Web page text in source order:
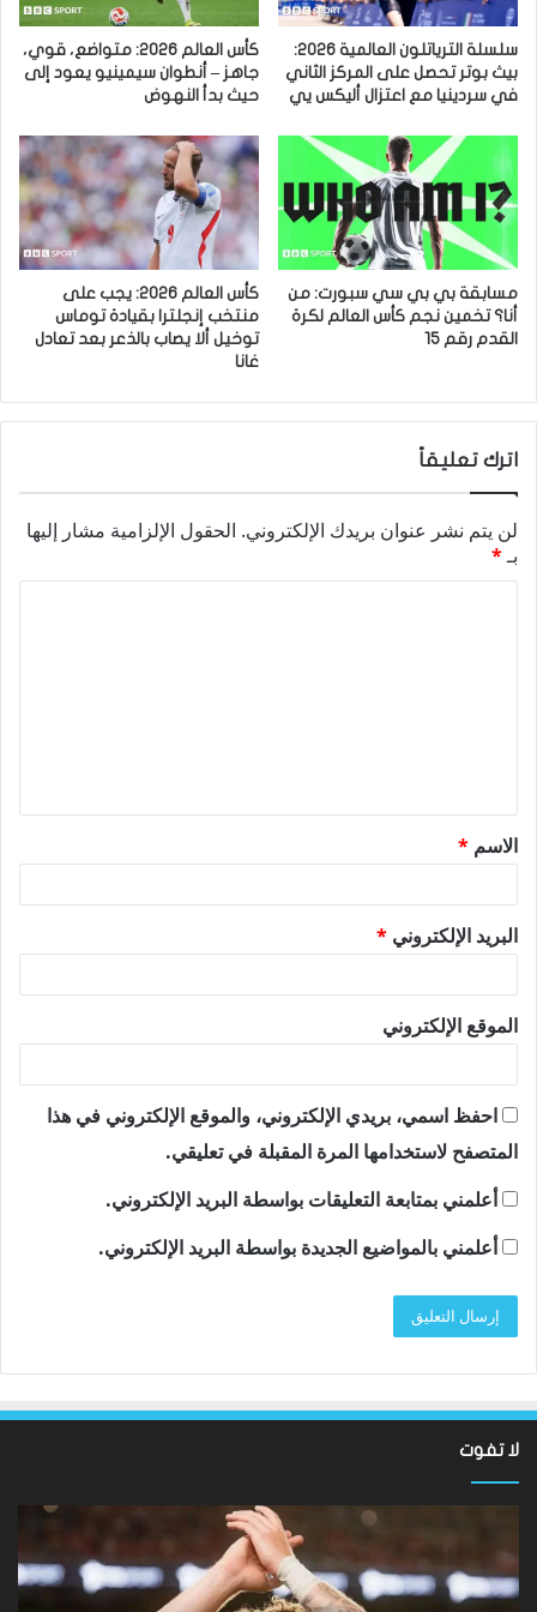
سلسلة الترياتلون العالمية 2026:
بيث بوتر تحصل على المركز الثاني
في سردينيا مع اعتزال أليكس يي
كأس العالم 2026: متواضع، قوي،
جاهز – أنطوان سيمينيو يعود إلى
حيث بدأ النهوض
مسابقة بي بي سي سبورت: من
أنا؟ تخمين نجم كأس العالم لكرة
القدم رقم 15
كأس العالم 2026: يجب على
منتخب إنجلترا بقيادة توماس
توخيل ألا يصاب بالذعر بعد تعادل
غانا
اترك تعليقاً
لن يتم نشر عنوان بريدك الإلكتروني. الحقول الإلزامية مشار إليها
بـ*
ق
*
الاسم *
البريد الإلكتروني *
الموقع الإلكتروني
احفظ اسمي، بريدي الإلكتروني، والموقع الإلكتروني في هذا
المتصفح لاستخدامها المرة المقبلة في تعليقي.
أعلمني بمتابعة التعليقات بواسطة البريد الإلكتروني.
أعلمني بالمواضيع الجديدة بواسطة البريد الإلكتروني.
لا تفوت
نتائج
Hundred
2026:
فاز